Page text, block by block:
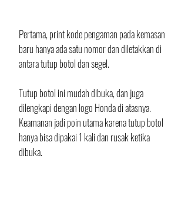
Pertama, print kode pengaman pada kemasan
baru hanya ada satu nomor dan diletakkan di
antara tutup botol dan segel.
Tutup botol ini mudah dibuka, dan juga
dilengkapi dengan logo Honda di atasnya.
Keamanan jadi poin utama karena tutup botol
hanya bisa dipakai 1 kali dan rusak ketika
dibuka.